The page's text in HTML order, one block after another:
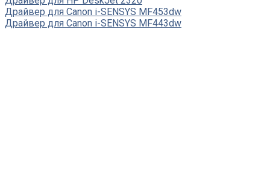
Драйвер для Canon i-SENSYS MF453dw
Драйвер для Canon i-SENSYS MF443dw